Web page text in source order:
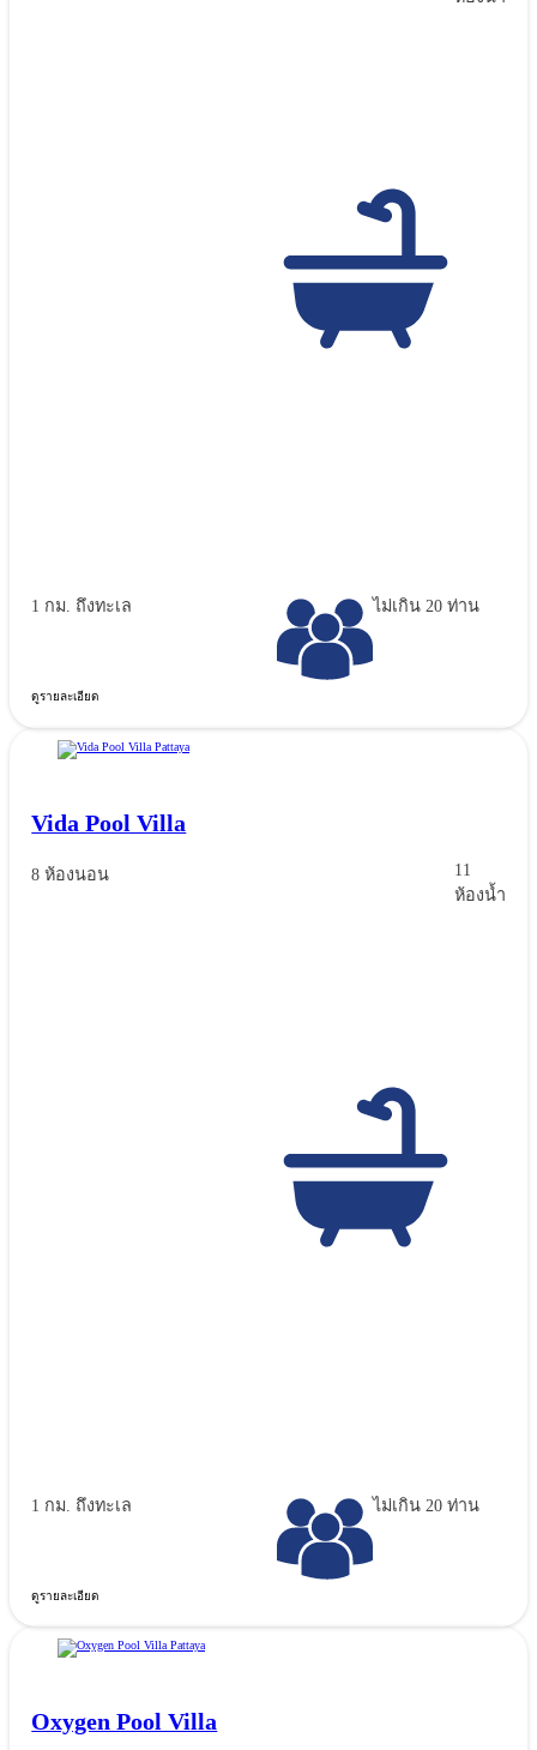
1 กม. ถึงทะเล ไม่เกิน 20 ท่าน
ดูรายละเอียด
Vida Pool Villa
8 ห้องนอน
11
ห้องน้ำ
1 กม. ถึงทะเล ไม่เกิน 20 ท่าน
ดูรายละเอียด
Oxygen Pool Villa